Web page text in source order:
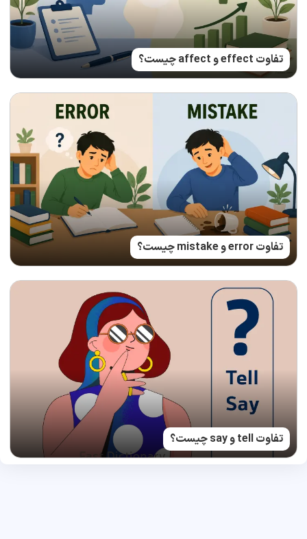
تفاوت effect و affect چیست؟
تفاوت error و mistake چیست؟
تفاوت tell و say چیست؟